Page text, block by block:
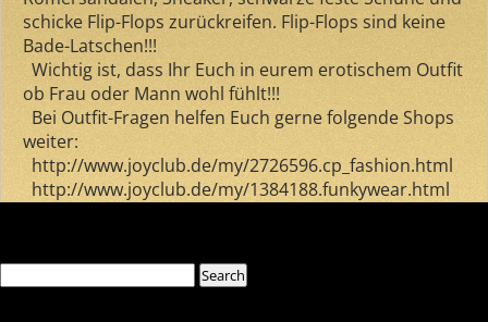
schicke Flip-Flops zurückreifen. Flip-Flops sind keine
Bade-Latschen!!!
Wichtig ist, dass Ihr Euch in eurem erotischem Outfit
ob Frau oder Mann wohl fühlt!!!
Bei Outfit-Fragen helfen Euch gerne folgende Shops
weiter:
http://www.joyclub.de/my/2726596.cp_fashion.html
http://www.joyclub.de/my/1384188.funkywear.html